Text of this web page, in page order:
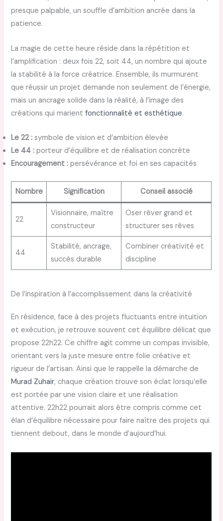
presque palpable, un souffle d’ambition ancrée dans la
patience.
La magie de cette heure réside dans la répétition et
l’amplification : deux fois 22, soit 44, un nombre qui ajoute
la stabilité à la force créatrice. Ensemble, ils murmurent
que réussir un projet demande non seulement de l’énergie,
mais un ancrage solide dans la réalité, à l’image des
créations qui marientfonctionnalité et esthétique.
Le 22 :symbole de vision et d’ambition élevée
Le 44 :porteur d’équilibre et de réalisation concrète
Encouragement : persévérance et foi en ses capacités
Nombre Signification Conseil associé
22
Visionnaire, maître
constructeur
Oser rêver grand et
structurer ses rêves
44
Stabilité, ancrage,
succès durable
Combiner créativité et
discipline
De l’inspiration à l’accomplissement dans la créativité
En résidence, face à des projets fluctuants entre intuition
et exécution, je retrouve souvent cet équilibre délicat que
propose 22h22. Ce chiffre agit comme un compas invisible,
orientant vers la juste mesure entre folie créative et
rigueur de l’artisan. Ainsi que le rappelle la démarche de
Murad Zuhair, chaque création trouve son éclat lorsqu’elle
est portée par une vision claire et une réalisation
attentive. 22h22 pourrait alors être compris comme cet
élan d’équilibre nécessaire pour faire naître des projets qui
tiennent debout, dans le monde d’aujourd’hui.